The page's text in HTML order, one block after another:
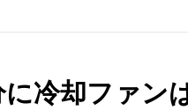
冷却ファン